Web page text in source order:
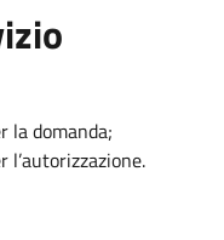
la domanda;
l’autorizzazione.